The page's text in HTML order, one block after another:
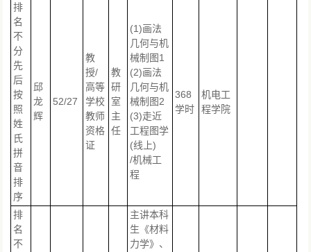
排
名
不
分
先
后
按
照
姓
氏
拼
音
排
序
邱
龙
辉
52/27
教
授/
高等
学校
教师
资格
证
教
研
室
主
任
(1)画法
几何与机
械制图1
(2)画法
几何与机
械制图2
(3)走近
工程图学
(线上)
/机械工
程
368
学时
机电工
程学院
排
名
不
主讲本科
生《材料
力学》、